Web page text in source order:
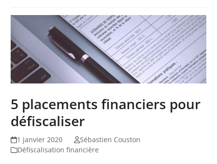
5 placements financiers pour
défiscaliser
1 janvier 2020
Sébastien Couston
Défiscalisation financière